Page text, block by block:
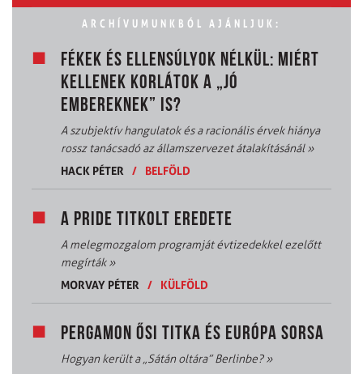
ARCHÍVUMUNKBÓL AJÁNLJUK:
FÉKEK ÉS ELLENSÚLYOK NÉLKÜL: MIÉRT
KELLENEK KORLÁTOK A „JÓ
EMBEREKNEK” IS?
A szubjektív hangulatok és a racionális érvek hiánya
rossz tanácsadó az államszervezet átalakításánál»
HACK PÉTER
/ BELFÖLD
A PRIDE TITKOLT EREDETE
A melegmozgalom programját évtizedekkel ezelőtt
megírták»
MORVAY PÉTER
/ KÜLFÖLD
PERGAMON ŐSI TITKA ÉS EURÓPA SORSA
Hogyan került a „Sátán oltára” Berlinbe?»